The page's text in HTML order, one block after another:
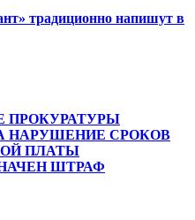
традиционно напишут в
ПРОКУРАТУРЫ
НАРУШЕНИЕ СРОКОВ
ПЛАТЫ
ШТРАФ